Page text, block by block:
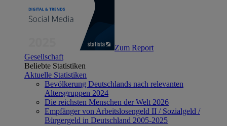
Zum Report
Gesellschaft
Beliebte Statistiken
Aktuelle Statistiken
Bevölkerung Deutschlands nach relevanten
Altersgruppen 2024
Die reichsten Menschen der Welt 2026
Empfänger von Arbeitslosengeld II / Sozialgeld /
Bürgergeld in Deutschland 2005-2025